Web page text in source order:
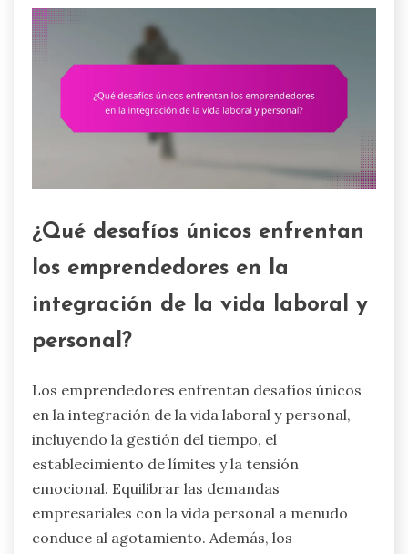
¿Qué desafíos únicos enfrentan
los emprendedores en la
integración de la vida laboral y
personal?
Los emprendedores enfrentan desafíos únicos
en la integración de la vida laboral y personal,
incluyendo la gestión del tiempo, el
establecimiento de límites y la tensión
emocional. Equilibrar las demandas
empresariales con la vida personal a menudo
conduce al agotamiento. Además, los